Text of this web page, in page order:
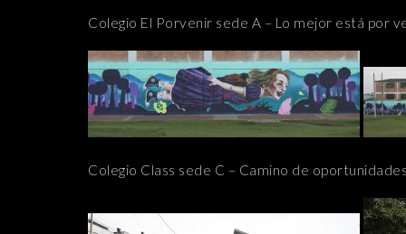
Colegio El Porvenir sede A – Lo mejor está por
Colegio Class sede C – Camino de